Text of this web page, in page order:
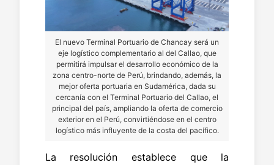
El nuevo Terminal Portuario de Chancay será un
eje logístico complementario al del Callao, que
permitirá impulsar el desarrollo económico de la
zona centro-norte de Perú, brindando, además, la
mejor oferta portuaria en Sudamérica, dada su
cercanía con el Terminal Portuario del Callao, el
principal del país, ampliando la oferta de comercio
exterior en el Perú, convirtiéndose en el centro
logístico más influyente de la costa del pacífico.
La resolución establece que la